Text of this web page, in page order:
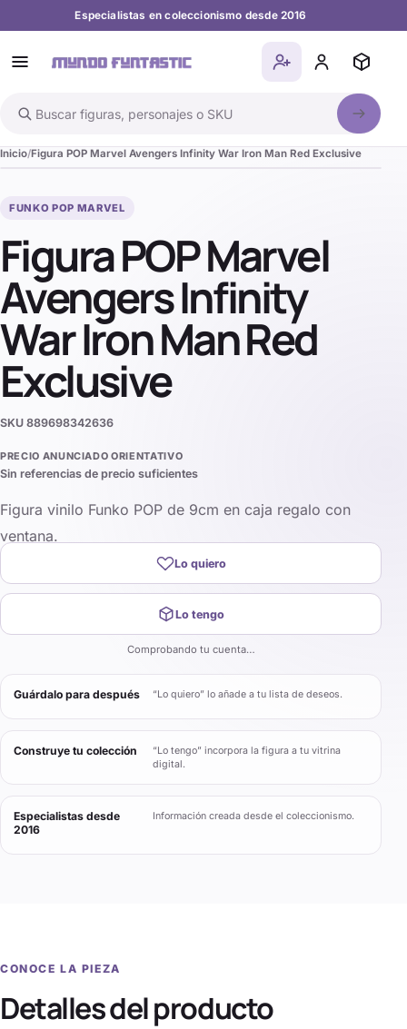
Especialistas en coleccionismo desde 2016
Buscar en el catálogo
Inicio Figura POP Marvel Avengers Infinity War Iron Man Red Exclusive
FUNKO POP MARVEL
Figura POP Marvel
Avengers Infinity
War Iron Man Red
Exclusive
SKU 889698342636
PRECIO ANUNCIADO ORIENTATIVO
Sin referencias de precio suficientes
Figura vinilo Funko POP de 9cm en caja regalo con
ventana.
Lo quiero
Lo tengo
Comprobando tu cuenta…
Guárdalo para después “Lo quiero” lo añade a tu lista de deseos.
Construye tu colección
“Lo tengo” incorpora la figura a tu vitrina
digital.
Especialistas desde
2016
Información creada desde el coleccionismo.
CONOCE LA PIEZA
Detalles del producto